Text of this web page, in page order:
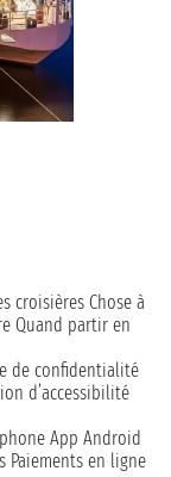
croisières Chose à
Quand partir en
de confidentialité
d’accessibilité
App Android
Paiements en ligne